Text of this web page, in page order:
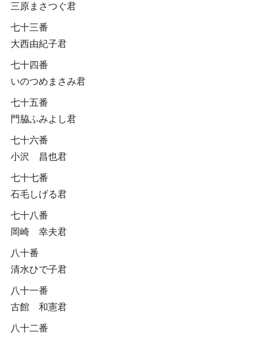
三原まさつぐ君
七十三番
大西由紀子君
七十四番
いのつめまさみ君
七十五番
門脇ふみよし君
七十六番
小沢 昌也君
七十七番
石毛しげる君
七十八番
岡崎 幸夫君
八十番
清水ひで子君
八十一番
古館 和憲君
八十二番